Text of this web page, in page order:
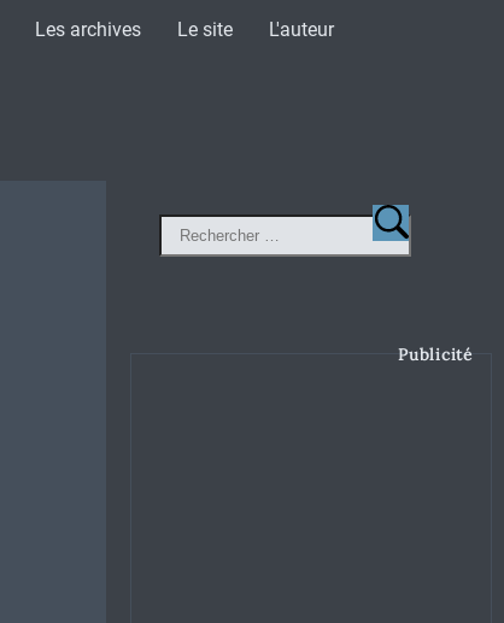
Les archives Le site L'auteur
Publicité